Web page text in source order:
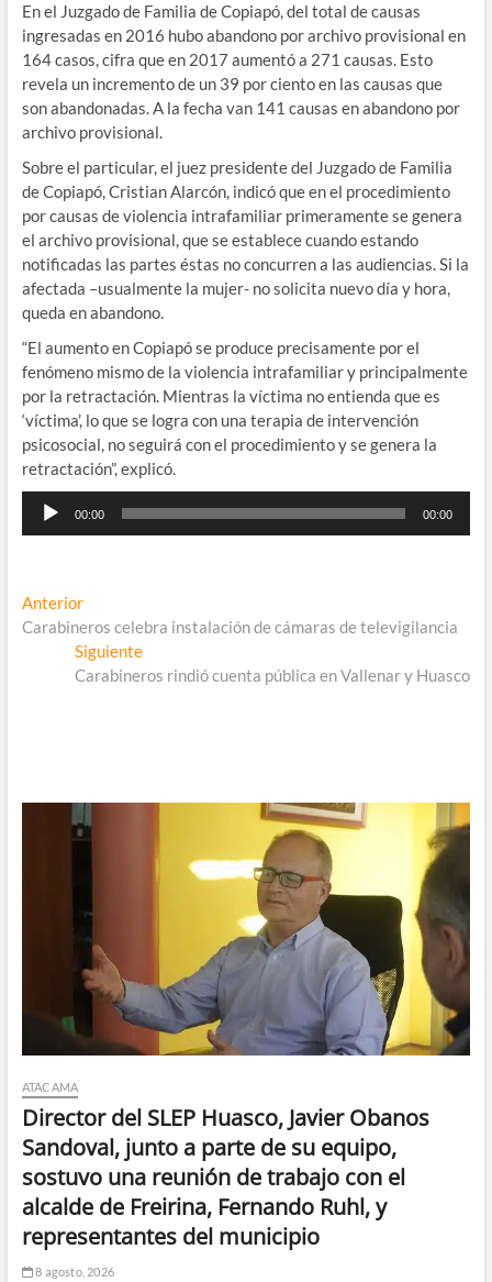
En el Juzgado de Familia de Copiapó, del total de causas
ingresadas en 2016 hubo abandono por archivo provisional en
164 casos, cifra que en 2017 aumentó a 271 causas. Esto
revela un incremento de un 39 por ciento en las causas que
son abandonadas. A la fecha van 141 causas en abandono por
archivo provisional.
Sobre el particular, el juez presidente del Juzgado de Familia
de Copiapó, Cristian Alarcón, indicó que en el procedimiento
por causas de violencia intrafamiliar primeramente se genera
el archivo provisional, que se establece cuando estando
notificadas las partes éstas no concurren a las audiencias. Si la
afectada –usualmente la mujer- no solicita nuevo día y hora,
queda en abandono.
“El aumento en Copiapó se produce precisamente por el
fenómeno mismo de la violencia intrafamiliar y principalmente
por la retractación. Mientras la víctima no entienda que es
‘víctima’, lo que se logra con una terapia de intervención
psicosocial, no seguirá con el procedimiento y se genera la
retractación”, explicó.
Reproductor
00:00 00:00
Navegación
de
entradas
AnteriorEntrada
anterior:
Carabineros celebra instalación de cámaras de televigilancia
SiguienteEntrada
siguiente:
Carabineros rindió cuenta pública en Vallenar y Huasco
ATACAMA
Director del SLEP Huasco, Javier Obanos
Sandoval, junto a parte de su equipo,
sostuvo una reunión de trabajo con el
alcalde de Freirina, Fernando Ruhl, y
representantes del municipio
8 agosto, 2026